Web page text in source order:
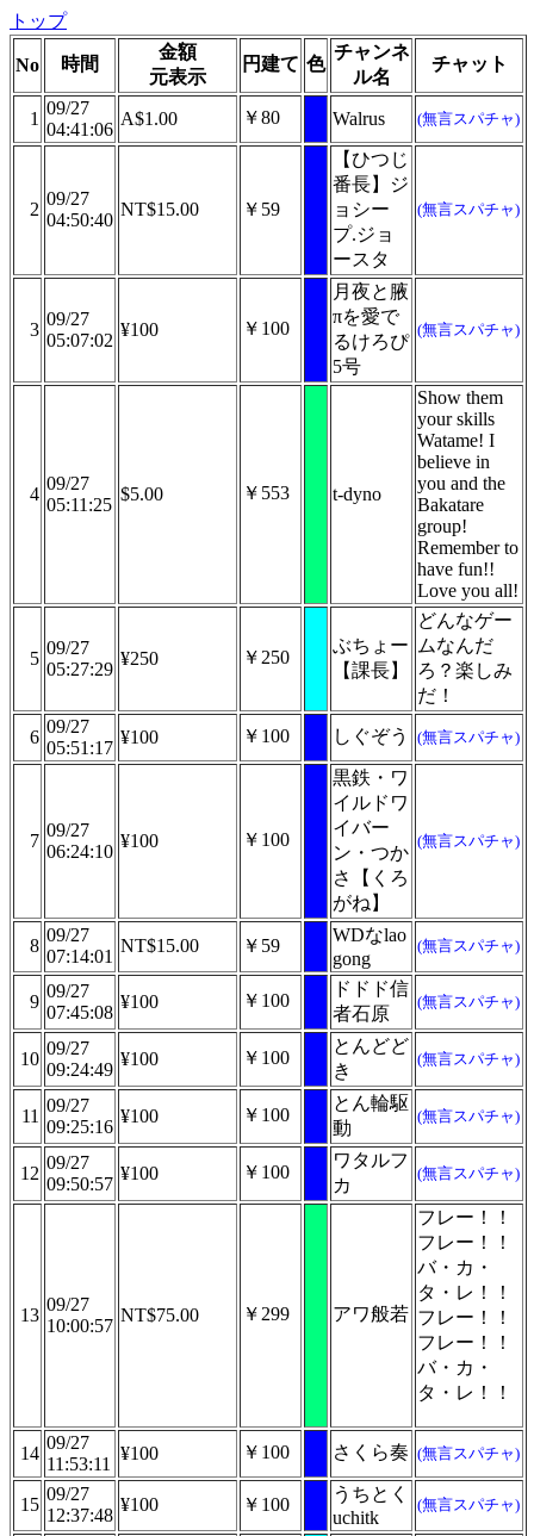
トップ
No 時間
金額
元表示
円建て 色
チャンネ
ル名
チャット
1
09/27
04:41:06
A$1.00 ￥80 Walrus (無言スパチャ)
2
09/27
04:50:40
NT$15.00 ￥59
【ひつじ
番長】ジ
ョシー
プ.ジョ
ースタ
(無言スパチャ)
3
09/27
05:07:02
¥100 ￥100
月夜と腋
πを愛で
るけろぴ
5号
(無言スパチャ)
4
09/27
05:11:25
$5.00 ￥553 t-dyno
Show them
your skills
Watame! I
believe in
you and the
Bakatare
group!
Remember to
have fun!!
Love you all!
5
09/27
05:27:29
¥250 ￥250
ぶちょー
【課長】
どんなゲー
ムなんだ
ろ？楽しみ
だ！
6
09/27
05:51:17
¥100 ￥100 しぐぞう (無言スパチャ)
7
09/27
06:24:10
¥100 ￥100
黒鉄・ワ
イルドワ
イバー
ン・つか
さ【くろ
がね】
(無言スパチャ)
8
09/27
07:14:01
NT$15.00 ￥59
WDなlao
gong
(無言スパチャ)
9
09/27
07:45:08
¥100 ￥100
ドドド信
者石原
(無言スパチャ)
10
09/27
09:24:49
¥100 ￥100
とんどど
き
(無言スパチャ)
11
09/27
09:25:16
¥100 ￥100
とん輪駆
動
(無言スパチャ)
12
09/27
09:50:57
¥100 ￥100
ワタルフ
カ
(無言スパチャ)
13
09/27
10:00:57
NT$75.00 ￥299 アワ般若
フレー！！
フレー！！
バ・カ・
タ・レ！！
フレー！！
フレー！！
バ・カ・
タ・レ！！
14
09/27
11:53:11
¥100 ￥100 さくら奏 (無言スパチャ)
15
09/27
12:37:48
¥100 ￥100
うちとく
uchitk
(無言スパチャ)